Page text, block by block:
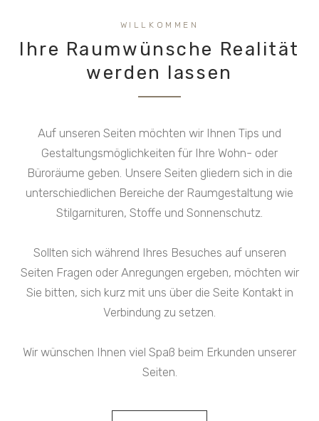
WILLKOMMEN
Ihre Raum­wünsche Realität
werden lassen
Auf unseren Seiten möchten wir Ihnen Tips und
Gestaltungs­möglichkeiten für Ihre Wohn- oder
Büroräume geben. Unsere Seiten gliedern sich in die
unter­schiedlichen Bereiche der Raumgestaltung wie
Stilgarnituren, Stoffe und Sonnenschutz.
Sollten sich während Ihres Besuches auf unseren
Seiten Fragen oder Anregungen ergeben, möchten wir
Sie bitten, sich kurz mit uns über die Seite Kontakt in
Verbindung zu setzen.
Wir wünschen Ihnen viel Spaß beim Erkunden unserer
Seiten.